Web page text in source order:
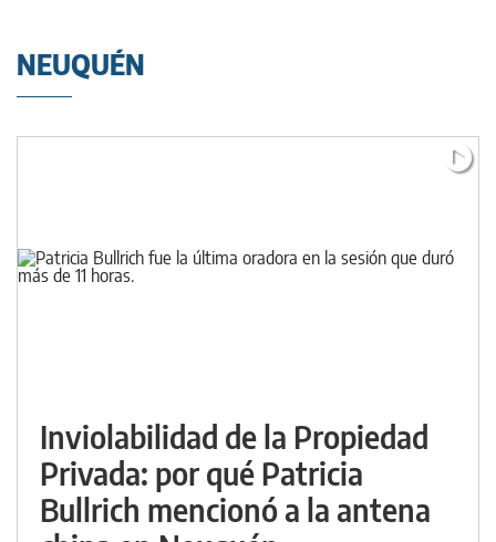
NEUQUÉN
Inviolabilidad de la Propiedad
Privada: por qué Patricia
Bullrich mencionó a la antena